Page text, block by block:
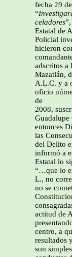
fecha 29
“
celadores
Estatal de
Policial
hicieron
adscritos a
Mazatlán,
A.L.C. y a
oficio
de
2008,
Guadalupe
entonces
las
del Delito
informó a
Estatal lo
“…que lo
L., no
no se
actitud de
centro, a
resultados
son